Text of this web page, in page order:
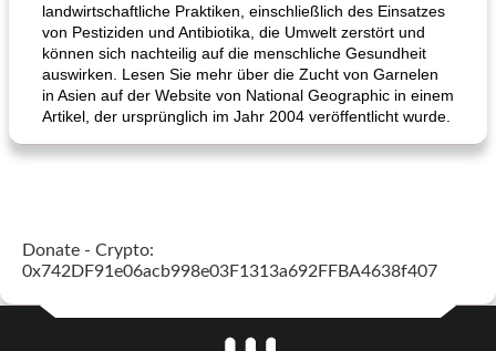
landwirtschaftliche Praktiken, einschließlich des Einsatzes
von Pestiziden und Antibiotika, die Umwelt zerstört und
können sich nachteilig auf die menschliche Gesundheit
auswirken. Lesen Sie mehr über die Zucht von Garnelen
in Asien auf der Website von National Geographic in einem
Artikel, der ursprünglich im Jahr 2004 veröffentlicht wurde.
Donate - Crypto:
0x742DF91e06acb998e03F1313a692FFBA4638f407